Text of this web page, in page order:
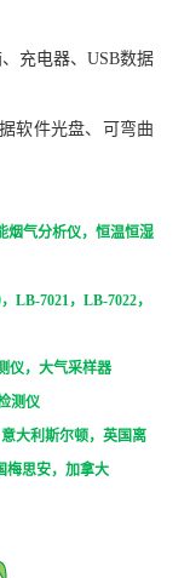
充电器、 USB数据
软件光盘、可弯曲
烟气分析仪，恒温恒湿
， LB-7021， LB-7022，
仪，大气采样器
测仪
大利斯尔顿，英国离
梅思安，加拿大